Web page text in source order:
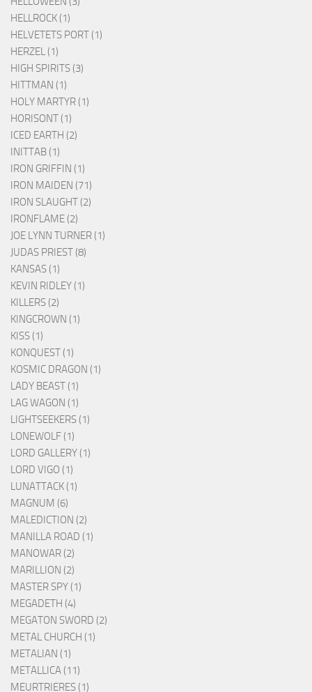
HELLROCK (1)
HELVETETS PORT (1)
HERZEL (1)
HIGH SPIRITS (3)
HITTMAN (1)
HOLY MARTYR (1)
HORISONT (1)
ICED EARTH (2)
INITTAB (1)
IRON GRIFFIN (1)
IRON MAIDEN (71)
IRON SLAUGHT (2)
IRONFLAME (2)
JOE LYNN TURNER (1)
JUDAS PRIEST (8)
KANSAS (1)
KEVIN RIDLEY (1)
KILLERS (2)
KINGCROWN (1)
KISS (1)
KONQUEST (1)
KOSMIC DRAGON (1)
LADY BEAST (1)
LAG WAGON (1)
LIGHTSEEKERS (1)
LONEWOLF (1)
LORD GALLERY (1)
LORD VIGO (1)
LUNATTACK (1)
MAGNUM (6)
MALEDICTION (2)
MANILLA ROAD (1)
MANOWAR (2)
MARILLION (2)
MASTER SPY (1)
MEGADETH (4)
MEGATON SWORD (2)
METAL CHURCH (1)
METALIAN (1)
METALLICA (11)
MEURTRIERES (1)